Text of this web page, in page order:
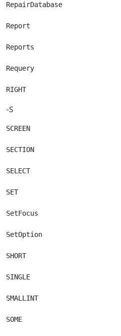
RepairDatabase
Report
Reports
Requery
-S
SCREEN
SECTION
SELECT
SET
SetFocus
SetOption
SHORT
SINGLE
SMALLINT
SOME